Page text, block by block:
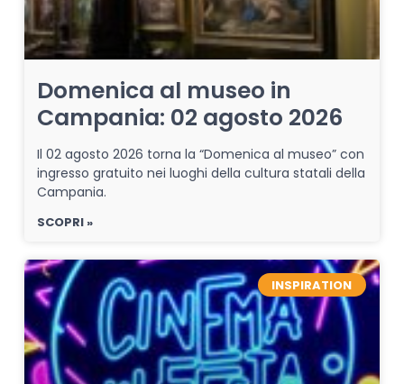
Domenica al museo in
Campania: 02 agosto 2026
Il 02 agosto 2026 torna la “Domenica al museo” con
ingresso gratuito nei luoghi della cultura statali della
Campania.
SCOPRI »
INSPIRATION